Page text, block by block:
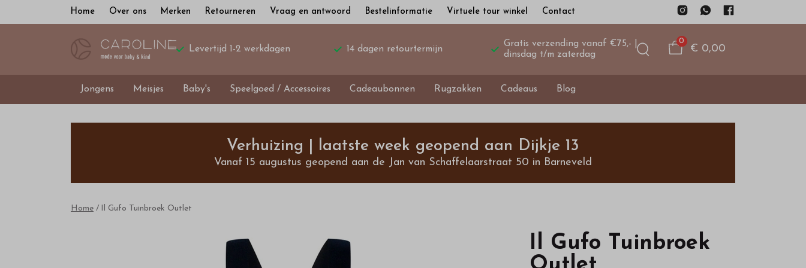
Home Over ons Merken Retourneren Vraag en antwoord Bestelinformatie Virtuele tour winkel Contact
Levertijd 1-2 werkdagen 14 dagen retourtermijn
Gratis verzending vanaf €75,- |
dinsdag t/m zaterdag
0
€ 0,00
Jongens Meisjes Baby's Speelgoed / Accessoires Cadeaubonnen Rugzakken Cadeaus Blog
Tuinbroek
Verhuizing | laatste week geopend aan Dijkje 13
Vanaf 15 augustus geopend aan de Jan van Schaffelaarstraat 50 in Barneveld
Home Il Gufo Tuinbroek Outlet
Il Gufo Tuinbroek